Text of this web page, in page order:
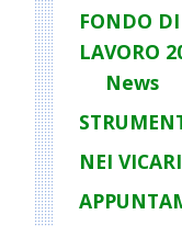
FONDO
LAVORO
News
NEI